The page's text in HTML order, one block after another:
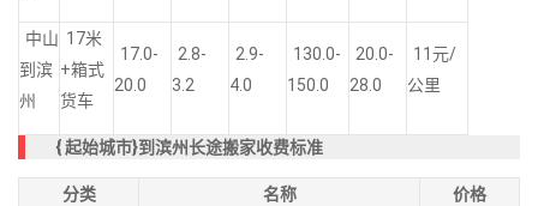
中山
到滨
州
17米
+箱式
货车
17.0-
20.0
2.8-
3.2
2.9-
4.0
130.0-
150.0
20.0-
28.0
11元/
公里
{ 起始城市}到滨州长途搬家收费标准
分类 名称 价格